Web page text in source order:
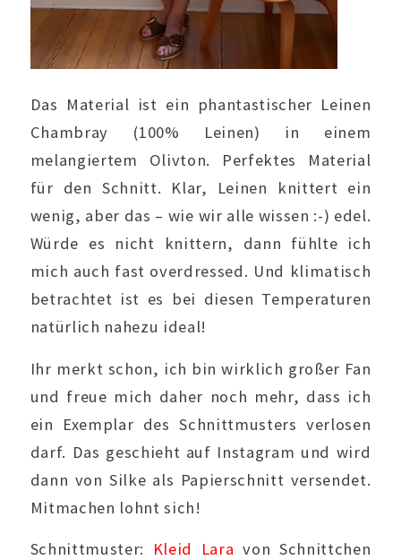
Das Material ist ein phantastischer Leinen
Chambray (100% Leinen) in einem
melangiertem Olivton. Perfektes Material
für den Schnitt. Klar, Leinen knittert ein
wenig, aber das – wie wir alle wissen :-) edel.
Würde es nicht knittern, dann fühlte ich
mich auch fast overdressed. Und klimatisch
betrachtet ist es bei diesen Temperaturen
natürlich nahezu ideal!
Ihr merkt schon, ich bin wirklich großer Fan
und freue mich daher noch mehr, dass ich
ein Exemplar des Schnittmusters verlosen
darf. Das geschieht auf Instagram und wird
dann von Silke als Papierschnitt versendet.
Mitmachen lohnt sich!
Schnittmuster: Kleid Lara von Schnittchen